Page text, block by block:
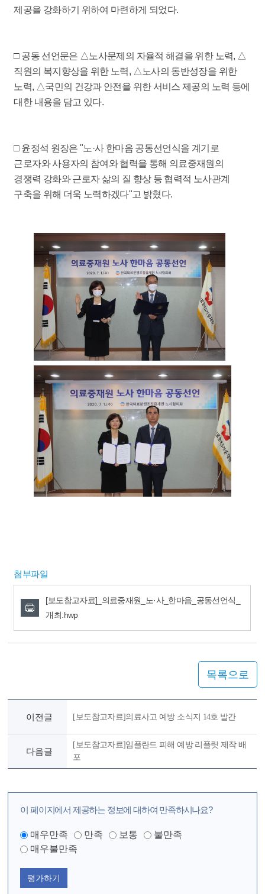
제공을 강화하기 위하여 마련하게 되었다.
□ 공동 선언문은 △노사문제의 자율적 해결을 위한 노력, △
직원의 복지향상을 위한 노력, △노사의 동반성장을 위한
노력, △국민의 건강과 안전을 위한 서비스 제공의 노력 등에
대한 내용을 담고 있다.
□ 윤정석 원장은 "노·사 한마음 공동선언식을 계기로
근로자와 사용자의 참여와 협력을 통해 의료중재원의
경쟁력 강화와 근로자 삶의 질 향상 등 협력적 노사관계
구축을 위해 더욱 노력하겠다"고 밝혔다.
첨부파일
[보도참고자료]_의료중재원_노·사_한마음_공동선언식_
개최.hwp
목록으로
이전글 [보도참고자료]의료사고 예방 소식지 14호 발간
다음글
[보도참고자료]임플란드 피해 예방 리플릿 제작 배
포
이 페이지에서 제공하는 정보에 대하여 만족하시나요?
매우만족 만족 보통
불만족
매우불만족
평가하기